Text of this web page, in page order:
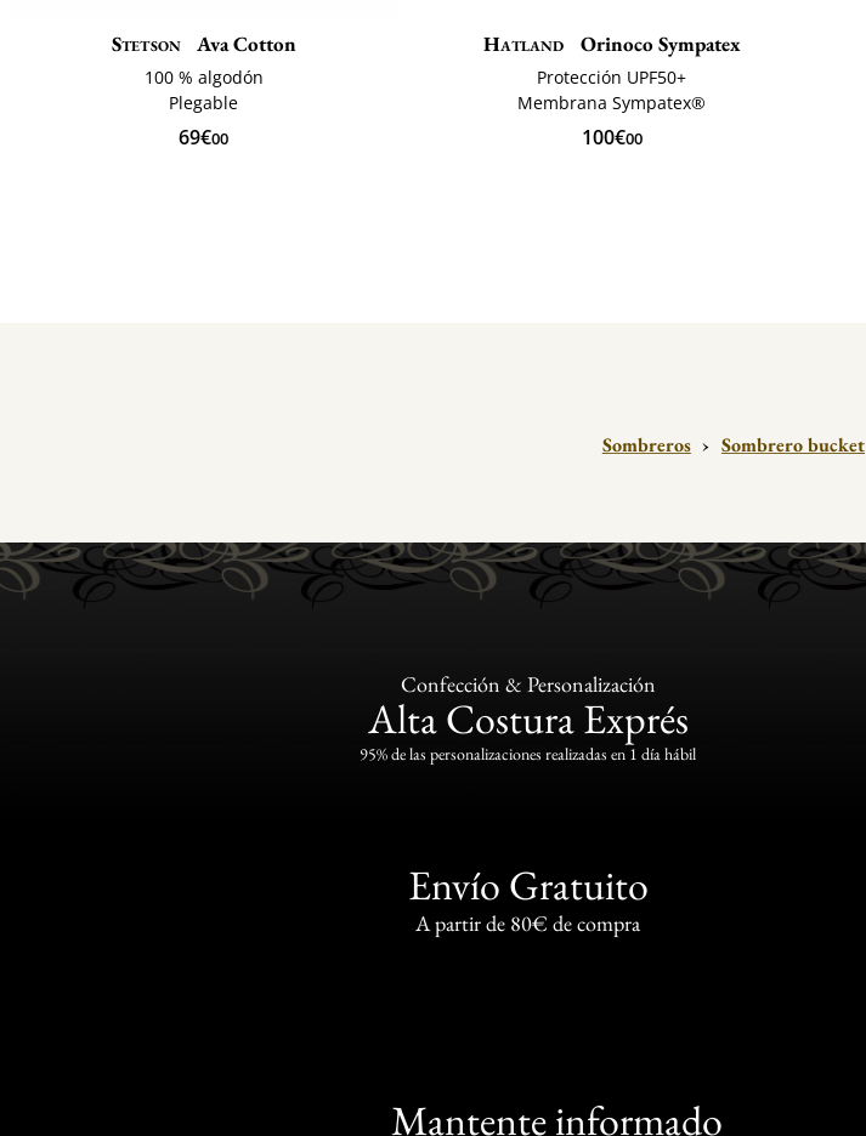
Stetson Ava Cotton
100 % algodón
Plegable
69€00
Hatland Orinoco Sympatex
Protección UPF50+
Membrana Sympatex®
100€00
Sombreros › Sombrero bucket
Confección & Personalización
Alta Costura Exprés
95% de las personalizaciones realizadas en 1 día hábil
Envío Gratuito
A partir de 80€ de compra
Mantente informado